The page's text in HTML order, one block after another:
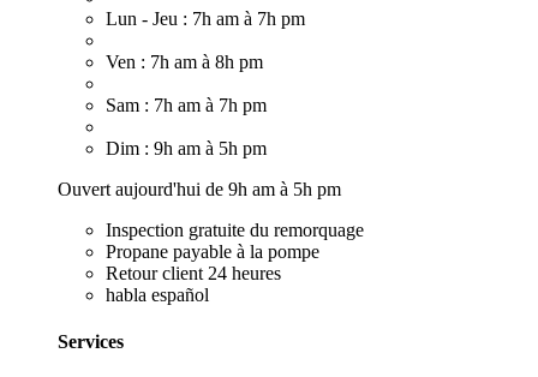
Lun - Jeu : 7h am à 7h pm
Ven : 7h am à 8h pm
Sam : 7h am à 7h pm
Dim : 9h am à 5h pm
Ouvert aujourd'hui de 9h am à 5h pm
Inspection gratuite du remorquage
Propane payable à la pompe
Retour client 24 heures
habla español
Services